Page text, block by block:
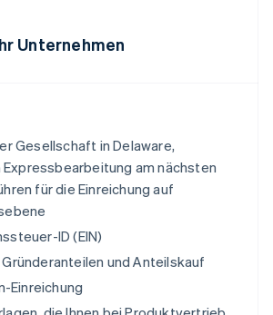
Unternehmen
Gesellschaft in Delaware,
am nächsten
für die Einreichung auf
ID (EIN)
und Anteilskauf
Einreichung